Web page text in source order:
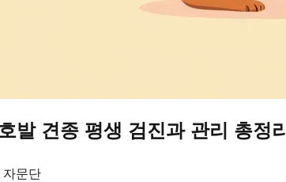
발 견종 평생 검진과 관리 총정리
자문단